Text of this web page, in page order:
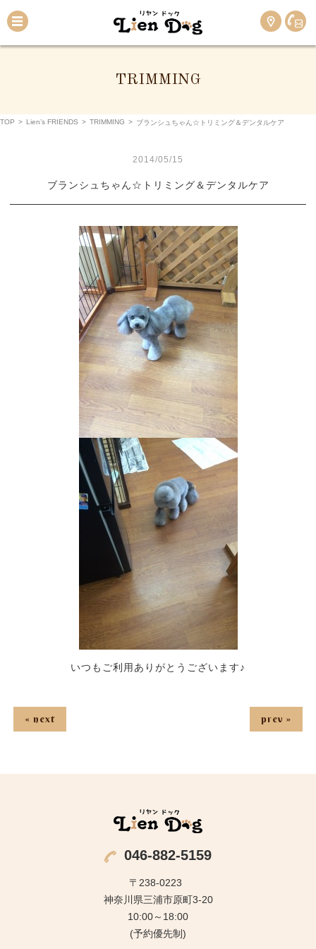
TRIMMING
TOP > Lien’s FRIENDS > TRIMMING > ブランシュちゃん☆トリミング＆デンタルケア
2014/05/15
ブランシュちゃん☆トリミング＆デンタルケア
いつもご利用ありがとうございます♪
« next prev »
046-882-5159
〒238-0223
神奈川県三浦市原町3-20
10:00～18:00
(予約優先制)